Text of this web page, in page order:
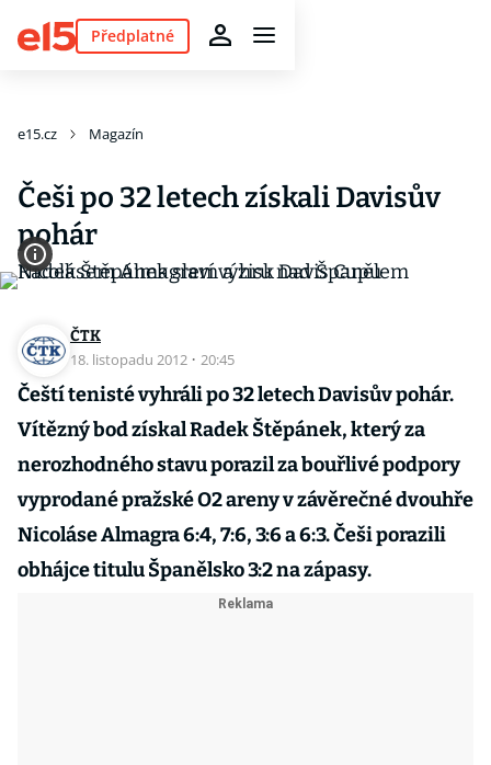
Předplatné
e15.cz Magazín
Češi po 32 letech získali Davisův
pohár
ČTK
18. listopadu 2012 · 20:45
Čeští tenisté vyhráli po 32 letech Davisův pohár.
Vítězný bod získal Radek Štěpánek, který za
nerozhodného stavu porazil za bouřlivé podpory
vyprodané pražské O2 areny v závěrečné dvouhře
Nicoláse Almagra 6:4, 7:6, 3:6 a 6:3. Češi porazili
obhájce titulu Španělsko 3:2 na zápasy.